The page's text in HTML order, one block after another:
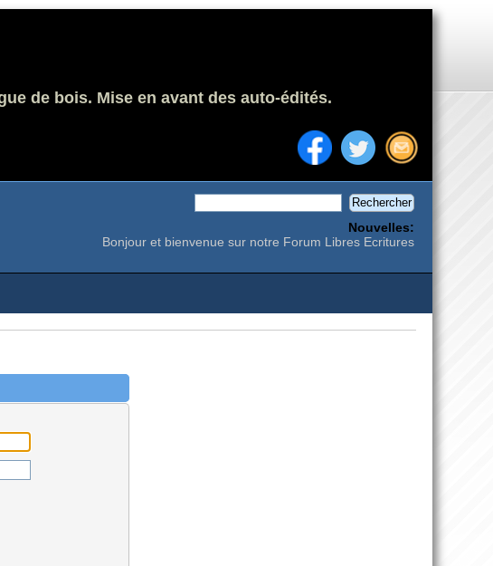
de bois. Mise en avant des auto-édités.
Nouvelles:
Bonjour et bienvenue sur notre Forum Libres Ecritures